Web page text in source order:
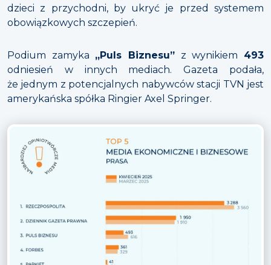
dzieci z przychodni, by ukryć je przed systemem
obowiązkowych szczepień.
Podium zamyka „Puls Biznesu” z wynikiem 493
odniesień w innych mediach. Gazeta podała,
że jednym z potencjalnych nabywców stacji TVN jest
amerykańska spółka Ringier Axel Springer.